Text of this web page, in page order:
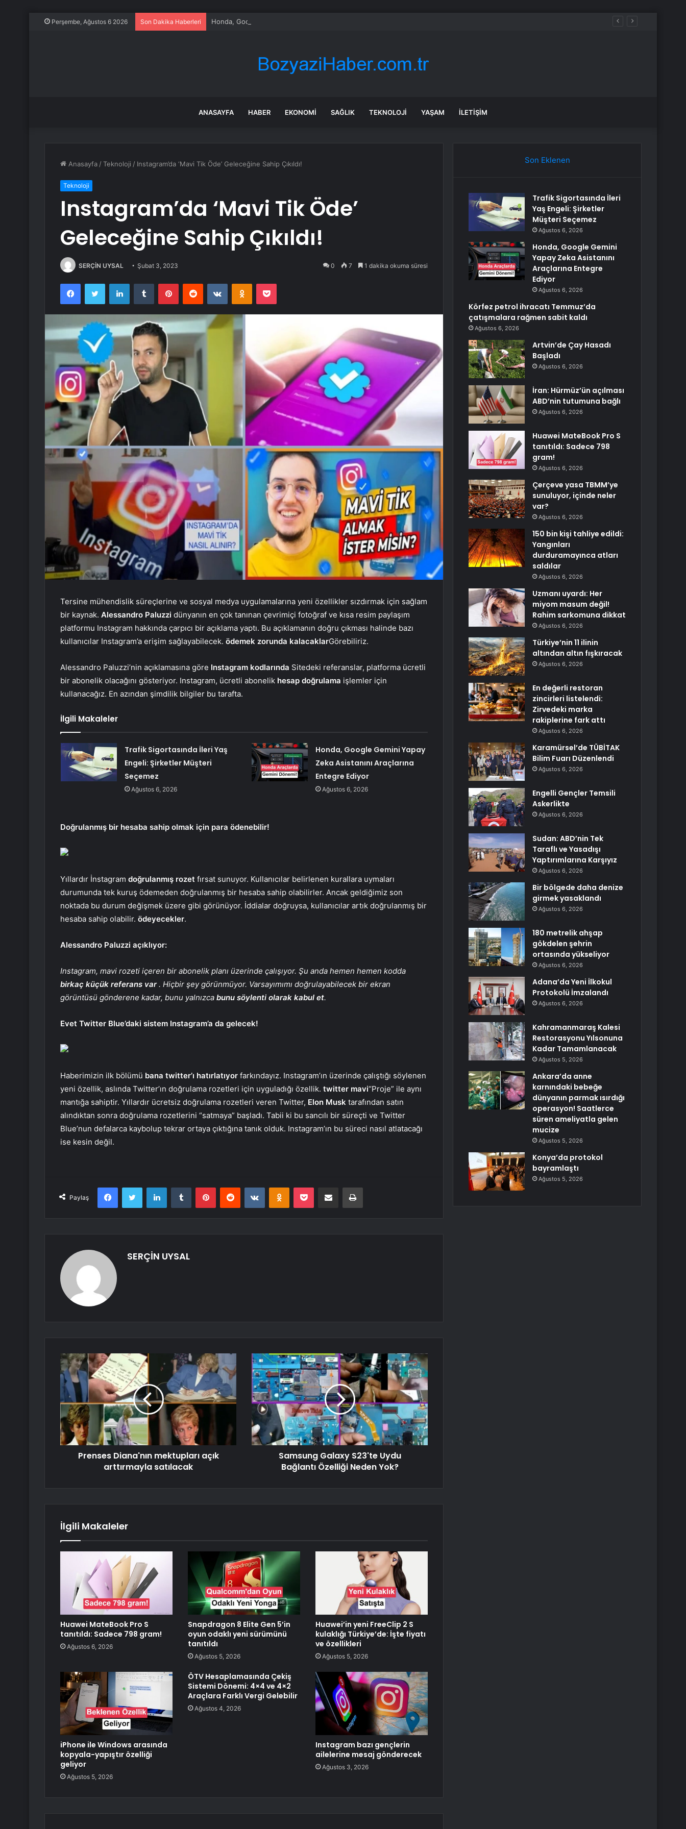
Perşembe, Ağustos 6 2026 Son Dakika Haberleri Honda, Google Gemini Yapay Zeka Asistanını Araçlarına Entegre Ediyor
ANASAYFA HABER EKONOMI SAĞLIK TEKNOLOJI YAŞAM İLETIŞIM
Anasayfa /Teknoloji / Instagram’da ‘Mavi Tik Öde’ Geleceğine Sahip Çıkıldı!
Teknoloji
Instagram’da ‘Mavi Tik Öde’
Geleceğine Sahip Çıkıldı!
SERÇİN UYSAL Şubat 3, 2023 0 7 1 dakika okuma süresi
FacebookTwitter LinkedInTumblr PinterestReddit VKontakteOdnoklassniki
Pocket
Tersine mühendislik süreçlerine ve sosyal medya uygulamalarına yeni özellikler sızdırmak için sağlam
bir kaynak. Alessandro Paluzzi dünyanın en çok tanınan çevrimiçi fotoğraf ve kısa resim paylaşım
platformu Instagram hakkında çarpıcı bir açıklama yaptı. Bu açıklamanın doğru çıkması halinde bazı
kullanıcılar Instagram’a erişim sağlayabilecek. ödemek zorunda kalacaklarGörebiliriz.
Alessandro Paluzzi’nin açıklamasına göre Instagram kodlarında Sitedeki referanslar, platforma ücretli
bir abonelik olacağını gösteriyor. Instagram, ücretli abonelik hesap doğrulama işlemler için
kullanacağız. En azından şimdilik bilgiler bu tarafta.
İlgili Makaleler
Trafik Sigortasında İleri Yaş
Engeli: Şirketler Müşteri
Seçemez
Ağustos 6, 2026
Honda, Google Gemini Yapay
Zeka Asistanını Araçlarına
Entegre Ediyor
Ağustos 6, 2026
Doğrulanmış bir hesaba sahip olmak için para ödenebilir!
Yıllardır İnstagram doğrulanmış rozet fırsat sunuyor. Kullanıcılar belirlenen kurallara uymaları
durumunda tek kuruş ödemeden doğrulanmış bir hesaba sahip olabilirler. Ancak geldiğimiz son
noktada bu durum değişmek üzere gibi görünüyor. İddialar doğruysa, kullanıcılar artık doğrulanmış bir
hesaba sahip olabilir. ödeyecekler.
Alessandro Paluzzi açıklıyor:
Instagram, mavi rozeti içeren bir abonelik planı üzerinde çalışıyor. Şu anda hemen hemen kodda
birkaç küçük referans var. Hiçbir şey görünmüyor. Varsayımımı doğrulayabilecek bir ekran
görüntüsü gönderene kadar, bunu yalnızca bunu söylenti olarak kabul et.
Evet Twitter Blue’daki sistem Instagram’a da gelecek!
Haberimizin ilk bölümü bana twitter’ı hatırlatıyor farkındayız. Instagram’ın üzerinde çalıştığı söylenen
yeni özellik, aslında Twitter’ın doğrulama rozetleri için uyguladığı özellik. twitter mavi“Proje” ile aynı
mantığa sahiptir. Yıllardır ücretsiz doğrulama rozetleri veren Twitter, Elon Musk tarafından satın
alındıktan sonra doğrulama rozetlerini “satmaya” başladı. Tabii ki bu sancılı bir süreçti ve Twitter
Blue’nun defalarca kaybolup tekrar ortaya çıktığına tanık olduk. Instagram’ın bu süreci nasıl atlatacağı
ise kesin değil.
Paylaş
FacebookTwitter LinkedInTumblr PinterestReddit VKontakteOdnoklassniki
Pocket E-Posta ile paylaş Yazdır
SERÇİN UYSAL
Prenses Diana'nın mektupları açık
arttırmayla satılacak
Samsung Galaxy S23'te Uydu
Bağlantı Özelliği Neden Yok?
İlgili Makaleler
Huawei MateBook Pro S
tanıtıldı: Sadece 798 gram!
Ağustos 6, 2026
Snapdragon 8 Elite Gen 5’in
oyun odaklı yeni sürümünü
tanıtıldı
Ağustos 5, 2026
Huawei’in yeni FreeClip 2 S
kulaklığı Türkiye’de: İşte fiyatı
ve özellikleri
Ağustos 5, 2026
iPhone ile Windows arasında
kopyala-yapıştır özelliği
geliyor
Ağustos 5, 2026
ÖTV Hesaplamasında Çekiş
Sistemi Dönemi: 4×4 ve 4×2
Araçlara Farklı Vergi Gelebilir
Ağustos 4, 2026
Instagram bazı gençlerin
ailelerine mesaj gönderecek
Ağustos 3, 2026
Son Eklenen
Trafik Sigortasında İleri
Yaş Engeli: Şirketler
Müşteri Seçemez
Ağustos 6, 2026
Honda, Google Gemini
Yapay Zeka Asistanını
Araçlarına Entegre
Ediyor
Ağustos 6, 2026
Körfez petrol ihracatı Temmuz’da
çatışmalara rağmen sabit kaldı
Ağustos 6, 2026
Artvin’de Çay Hasadı
Başladı
Ağustos 6, 2026
İran: Hürmüz’ün açılması
ABD’nin tutumuna bağlı
Ağustos 6, 2026
Huawei MateBook Pro S
tanıtıldı: Sadece 798
gram!
Ağustos 6, 2026
Çerçeve yasa TBMM’ye
sunuluyor, içinde neler
var?
Ağustos 6, 2026
150 bin kişi tahliye edildi:
Yangınları
durduramayınca atları
saldılar
Ağustos 6, 2026
Uzmanı uyardı: Her
miyom masum değil!
Rahim sarkomuna dikkat
Ağustos 6, 2026
Türkiye’nin 11 ilinin
altından altın fışkıracak
Ağustos 6, 2026
En değerli restoran
zincirleri listelendi:
Zirvedeki marka
rakiplerine fark attı
Ağustos 6, 2026
Karamürsel’de TÜBİTAK
Bilim Fuarı Düzenlendi
Ağustos 6, 2026
Engelli Gençler Temsili
Askerlikte
Ağustos 6, 2026
Sudan: ABD’nin Tek
Taraflı ve Yasadışı
Yaptırımlarına Karşıyız
Ağustos 6, 2026
Bir bölgede daha denize
girmek yasaklandı
Ağustos 6, 2026
180 metrelik ahşap
gökdelen şehrin
ortasında yükseliyor
Ağustos 6, 2026
Adana’da Yeni İlkokul
Protokolü İmzalandı
Ağustos 6, 2026
Kahramanmaraş Kalesi
Restorasyonu Yılsonuna
Kadar Tamamlanacak
Ağustos 5, 2026
Ankara’da anne
karnındaki bebeğe
dünyanın parmak ısırdığı
operasyon! Saatlerce
süren ameliyatla gelen
mucize
Ağustos 5, 2026
Konya’da protokol
bayramlaştı
Ağustos 5, 2026